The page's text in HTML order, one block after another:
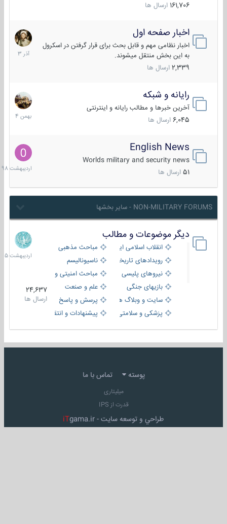
161,706 ارسال ها
اخبار صفحه اول
اخبار نظامی مهم و قابل بحث برای قرار گرفتن در اسکرول
به این بخش منتقل میشوند.
2,339 ارسال ها
7
آذر
1403
رایانه و شبکه
آخرین خبرها و مطالب رایانه و اینترنتی
6,045 ارسال ها
30
بهمن
1404
English News
Worlds military and security news
51 ارسال ها
10
1398
NON-MILITARY FORUMS - سایر بخشها
دیگر موضوعات و مطالب
انقلاب اسلامی ایران
مباحث مذهبی
رویدادهای تاریخی و مذهبیناسیونالیسم
نیروهای پلیسی
مباحث امنیتی و اطلاعاتی
بازیهای جنگی
علم و صنعت
سایت و وبلاگ ها
پرسش و پاسخ
پزشکی و سلامتی
پیشنهادات و انتقادات
24,637
ارسال ها
8
1405
پوسته تماس با ما
میلیتاری
قدرت از IPS
طراحي و توسعه سايت - iTgama.ir